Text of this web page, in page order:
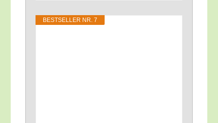
BEST­SEL­LER NR. 7